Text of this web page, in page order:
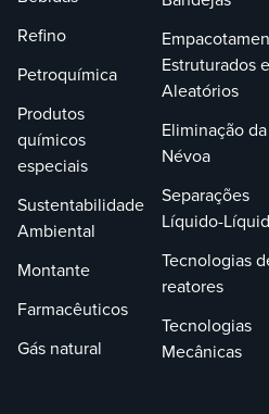
Refino
Petroquímica
Produtos
químicos
especiais
Sustentabilidade
Ambiental
Montante
Farmacêuticos
Gás natural
Estruturados e
Aleatórios
Eliminação da
Névoa
Separações
Líquido-
Tecnologias
reatores
Tecnologias
Mecânicas